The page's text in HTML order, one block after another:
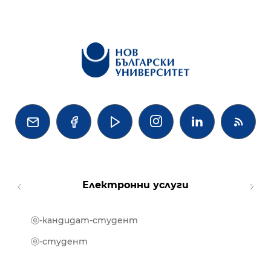
   
Електронни услуги
ⓔ-кандидат-студент
ⓔ-студент